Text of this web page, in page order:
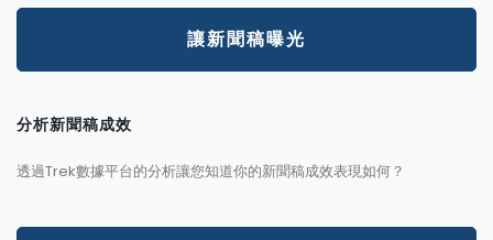
讓新聞稿曝光
分析新聞稿成效
透過Trek數據平台的分析讓您知道你的新聞稿成效表現如何？